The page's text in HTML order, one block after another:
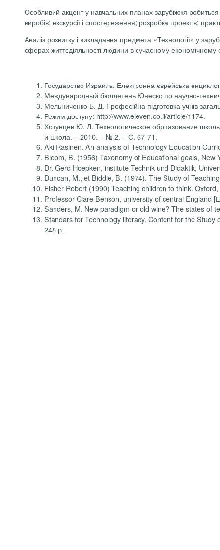
Особливий акцент у навчальних планах зарубіжжя
виробів; екскурсії і спостереження; розробка проектів;
Аналіз розвитку і викладання предмета «Технології» у
сферах життєдіяльності людини в сучасному економічному
Государство Израиль. Електронна єврейська
Международный бюллетень Юнеско по научно-
Мельниченко Б. Д. Професійна підготовка учнів
Режим доступу: http://www.eleven.co.il/article/1174.
Хотунцев Ю. Л. Технологическое обрпазование
и школа. – 2010. – № 2. – С. 67-71.
Aki Rasinen. An analysis of Technology Education
Bloom, B. (1956) Taxonomy of Educational goals, New
Dr. Gerd Hoepken, institute Technik und Didaktik,
Duncan, M., et Biddie, B. (1974). The Study of
Fisher Robert (1990) Teaching children to think.
Professor Clare Benson, university of central England
Sanders, M. New paradigm or old wine? The states of
Standars for Technology literacy. Content for the
248 p.